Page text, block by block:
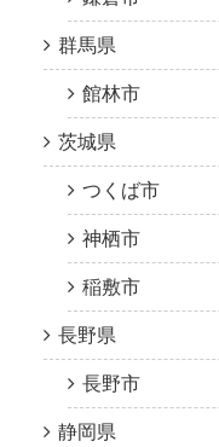
群馬県
館林市
茨城県
つくば市
神栖市
稲敷市
長野県
長野市
静岡県